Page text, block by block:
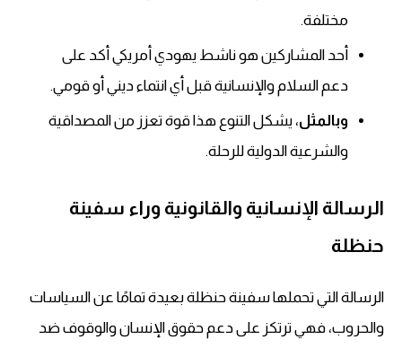
مختلفة.
أحد المشاركين هو ناشط يهودي أمريكي أكد على
دعم السلام والإنسانية قبل أي انتماء ديني أو قومي.
وبالمثل، يشكل التنوع هذا قوة تعزز من المصداقية
والشرعية الدولية للرحلة.
الرسالة الإنسانية والقانونية وراء سفينة
حنظلة
الرسالة التي تحملها سفينة حنظلة بعيدة تمامًا عن السياسات
والحروب، فهي ترتكز على دعم حقوق الإنسان والوقوف ضد